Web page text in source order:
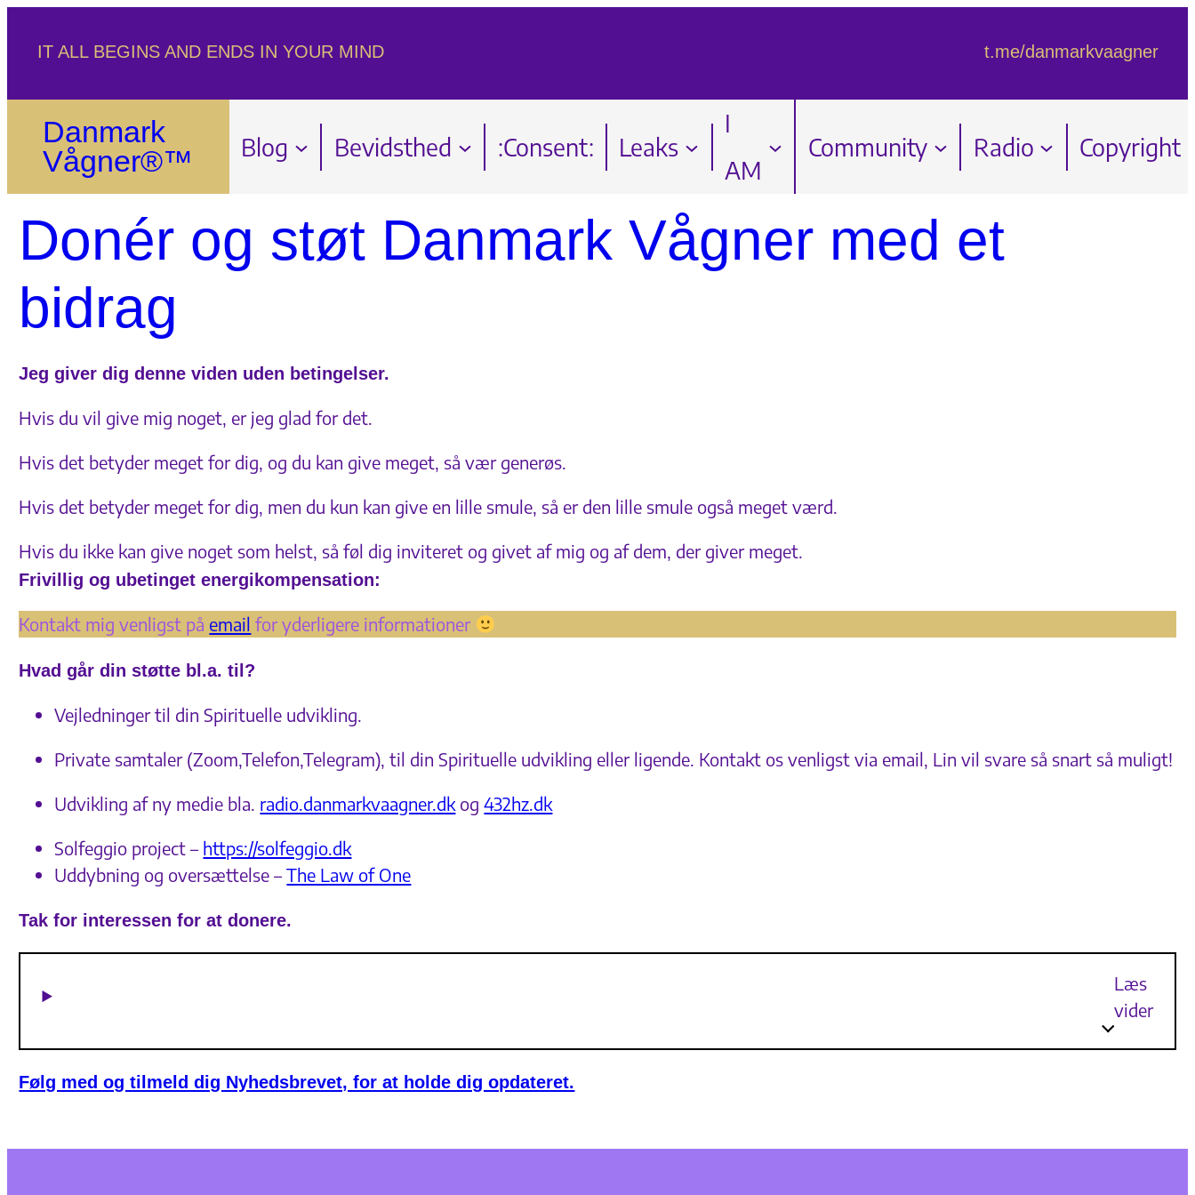
indhold
IT ALL BEGINS AND ENDS IN YOUR MIND t.me/danmarkvaagner
Danmark
Vågner®™
Blog Bevidsthed :Consent: Leaks
I
AM
Community Radio Copyright
Donér og støt Danmark Vågner med et
bidrag
Jeg giver dig denne viden uden betingelser.
Hvis du vil give mig noget, er jeg glad for det.
Hvis det betyder meget for dig, og du kan give meget, så vær generøs.
Hvis det betyder meget for dig, men du kun kan give en lille smule, så er den lille smule også meget værd.
Hvis du ikke kan give noget som helst, så føl dig inviteret og givet af mig og af dem, der giver meget.
Frivillig og ubetinget energikompensation:
Kontakt mig venligst på email for yderligere informationer
Hvad går din støtte bl.a. til?
Vejledninger til din Spirituelle udvikling.
Private samtaler (Zoom,Telefon,Telegram), til din Spirituelle udvikling eller ligende. Kontakt os venligst via email, Lin vil svare så snart så muligt!
Udvikling af ny medie bla. radio.danmarkvaagner.dk og432hz.dk
Solfeggio project – https://solfeggio.dk
Uddybning og oversættelse –The Law of One
Tak for interessen for at donere.
Læs
vider
Følg med og tilmeld dig Nyhedsbrevet, for at holde dig opdateret.